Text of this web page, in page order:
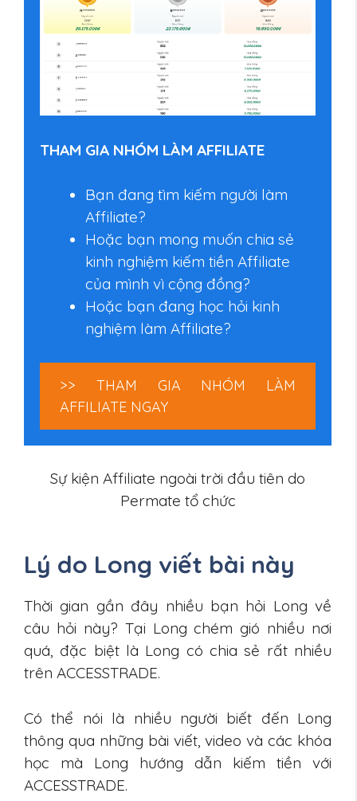
THAM GIA NHÓM LÀM AFFILIATE
Bạn đang tìm kiếm người làm
Affiliate?
Hoặc bạn mong muốn chia sẻ
kinh nghiệm kiếm tiền Affiliate
của mình vì cộng đồng?
Hoặc bạn đang học hỏi kinh
nghiệm làm Affiliate?
>> THAM GIA NHÓM LÀM
AFFILIATE NGAY
Sự kiện Affiliate ngoài trời đầu tiên do
Permate tổ chức
Lý do Long viết bài này
Thời gian gần đây nhiều bạn hỏi Long về
câu hỏi này? Tại Long chém gió nhiều nơi
quá, đặc biệt là Long có chia sẻ rất nhiều
trên ACCESSTRADE.
Có thể nói là nhiều người biết đến Long
thông qua những bài viết, video và các khóa
học mà Long hướng dẫn kiếm tiền với
ACCESSTRADE.